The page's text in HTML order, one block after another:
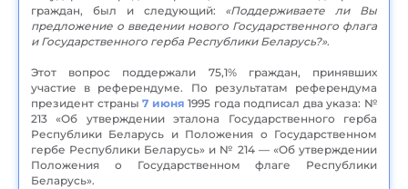
граждан, был и следующий: «Поддерживаете ли Вы
предложение о введении нового Государственного флага
и Государственного герба Республики Беларусь?».
Этот вопрос поддержали 75,1% граждан, принявших
участие в референдуме. По результатам референдума
президент страны7 июня 1995 года подписал два указа: №
213 «Об утверждении эталона Государственного герба
Республики Беларусь и Положения о Государственном
гербе Республики Беларусь» и № 214 — «Об утверждении
Положения о Государственном флаге Республики
Беларусь».